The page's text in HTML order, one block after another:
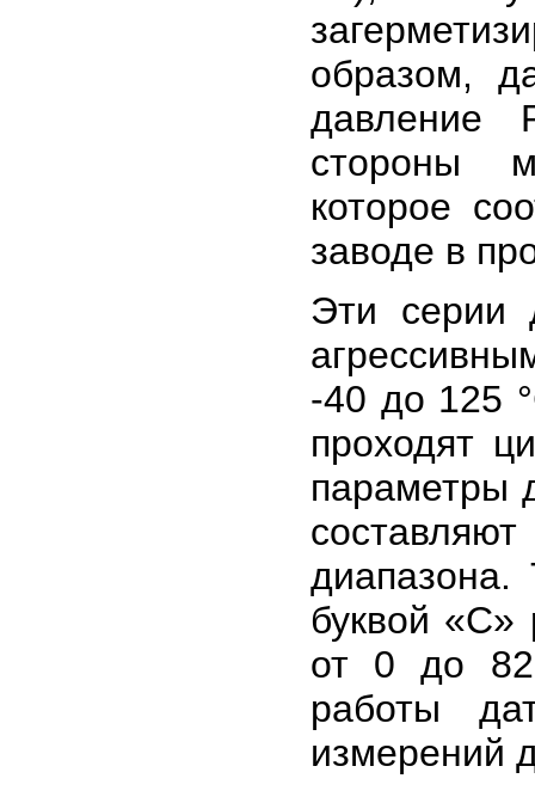
образом,
давление
стороны
которое
заводе в
Эти серии
-40 до 125
проходят
параметры
диапазона.
буквой «С»
от 0 до
работы
измерений